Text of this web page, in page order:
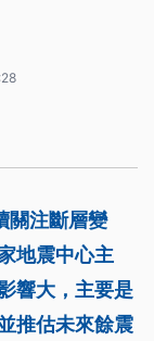
關注斷層變
地震中心主
響大，主要是
推估未來餘震